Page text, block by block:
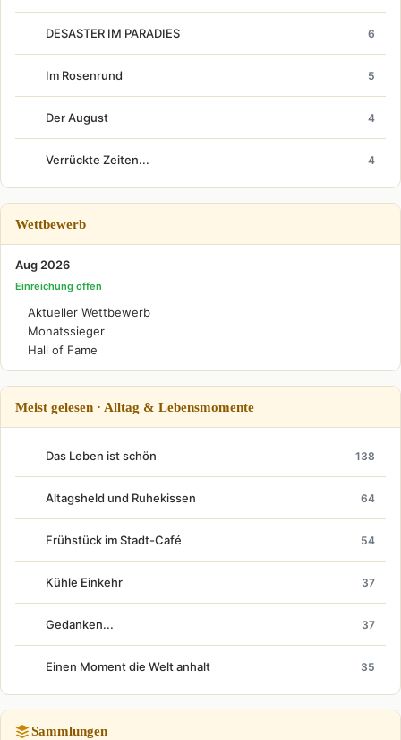
DESASTER IM PARADIES 6
Im Rosenrund 5
Der August 4
Verrückte Zeiten... 4
Wettbewerb
Aug 2026
Einreichung offen
Aktueller Wettbewerb
Monatssieger
Hall of Fame
Meist gelesen · Alltag & Lebensmomente
Das Leben ist schön 138
Altagsheld und Ruhekissen 64
Frühstück im Stadt-Café 54
Kühle Einkehr 37
Gedanken... 37
Einen Moment die Welt anhalt 35
Sammlungen